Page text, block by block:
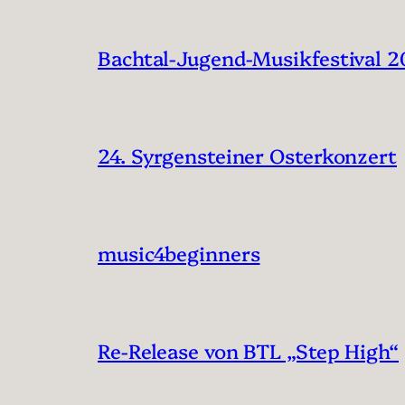
Bachtal-Jugend-Musikfestival
24. Syrgensteiner Osterkonzert
music4beginners
Re-Release von BTL „Step High“